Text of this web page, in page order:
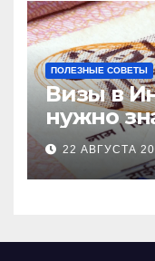
ПОЛЕЗНЫЕ СОВЕТЫ
Визы в
нужно
22 АВГУСТА